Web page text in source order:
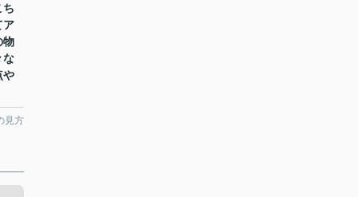
ち
ア
物
な
や
見方